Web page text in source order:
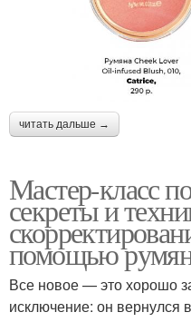
читать дальше →
Мастер-класс
секреты и
помощью
Все новое — это хорошо
исключение: он вернулся